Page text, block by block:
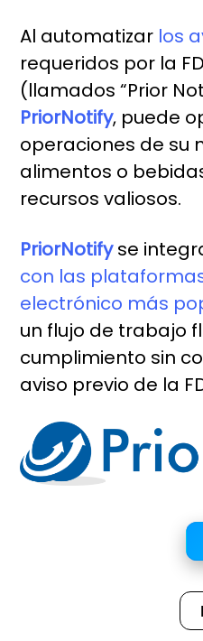
Al automatizar los
requeridos por la
(llamados “Prior
PriorNotify, puede
operaciones de su
alimentos o
recursos valiosos.
PriorNotifyse
con las
electrónico más
un flujo de trabajo
cumplimiento sin
aviso previo de la